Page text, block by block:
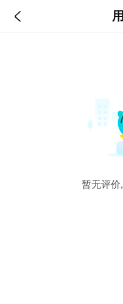

暂无评价